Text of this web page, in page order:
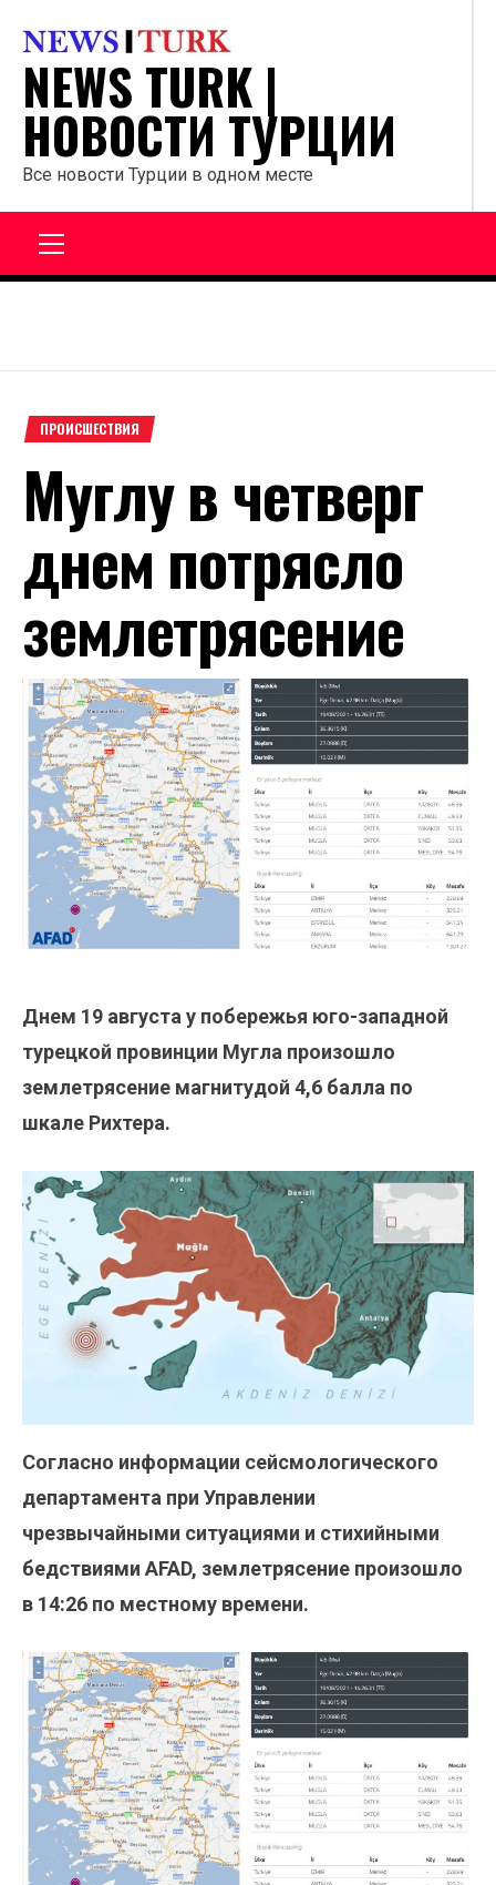
содержанию
NEWS TURK |
НОВОСТИ ТУРЦИИ
Все новости Турции в одном месте
ПРОИСШЕСТВИЯ
Муглу в четверг
днем потрясло
землетрясение
Днем 19 августа у побережья юго-западной
турецкой провинции Мугла произошло
землетрясение магнитудой 4,6 балла по
шкале Рихтера.
Согласно информации сейсмологического
департамента при Управлении
чрезвычайными ситуациями и стихийными
бедствиями AFAD, землетрясение произошло
в 14:26 по местному времени.